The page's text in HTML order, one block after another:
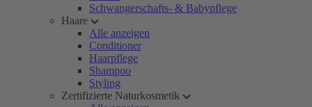
Schwangerschafts- & Babypflege
Haare
Alle anzeigen
Conditioner
Haarpflege
Shampoo
Styling
Zertifizierte Naturkosmetik